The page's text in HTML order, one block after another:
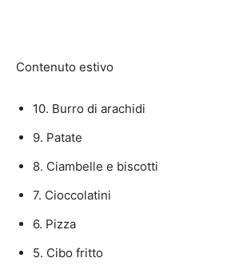
Contenuto estivo
10. Burro di arachidi
9. Patate
8. Ciambelle e biscotti
7. Cioccolatini
6. Pizza
5. Cibo fritto